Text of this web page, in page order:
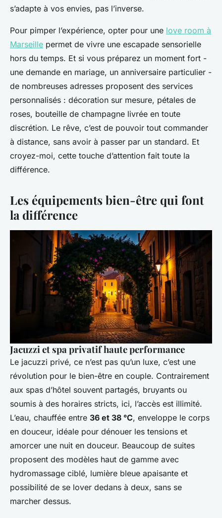
s’adapte à vos envies, pas l’inverse.
Pour pimper l’expérience, opter pour une love room à
Marseille permet de vivre une escapade sensorielle
hors du temps. Et si vous préparez un moment fort -
une demande en mariage, un anniversaire particulier -
de nombreuses adresses proposent des services
personnalisés : décoration sur mesure, pétales de
roses, bouteille de champagne livrée en toute
discrétion. Le rêve, c’est de pouvoir tout commander
à distance, sans avoir à passer par un standard. Et
croyez-moi, cette touche d’attention fait toute la
différence.
Les équipements bien-être qui font
la différence
Jacuzzi et spa privatif haute performance
Le jacuzzi privé, ce n’est pas qu’un luxe, c’est une
révolution pour le bien-être en couple. Contrairement
aux spas d’hôtel souvent partagés, bruyants ou
soumis à des horaires stricts, ici, l’accès est illimité.
L’eau, chauffée entre 36 et 38 °C, enveloppe le corps
en douceur, idéale pour dénouer les tensions et
amorcer une nuit en douceur. Beaucoup de suites
proposent des modèles haut de gamme avec
hydromassage ciblé, lumière bleue apaisante et
possibilité de se lover dedans à deux, sans se
marcher dessus.